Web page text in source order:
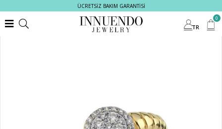
ÜCRETSİZ BAKIM GARANTİSİ
TR
0